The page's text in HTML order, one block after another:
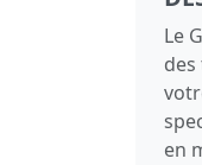
Le
en